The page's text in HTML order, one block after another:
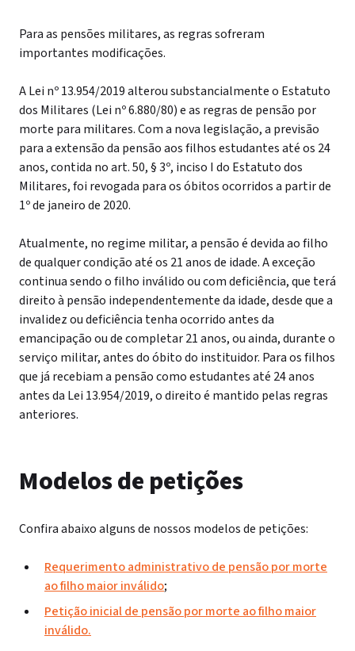
Para as pensões militares, as regras sofreram
importantes modificações.
A Lei nº 13.954/2019 alterou substancialmente o Estatuto
dos Militares (Lei nº 6.880/80) e as regras de pensão por
morte para militares. Com a nova legislação, a previsão
para a extensão da pensão aos filhos estudantes até os 24
anos, contida no art. 50, § 3º, inciso I do Estatuto dos
Militares, foi revogada para os óbitos ocorridos a partir de
1º de janeiro de 2020.
Atualmente, no regime militar, a pensão é devida ao filho
de qualquer condição até os 21 anos de idade. A exceção
continua sendo o filho inválido ou com deficiência, que terá
direito à pensão independentemente da idade, desde que a
invalidez ou deficiência tenha ocorrido antes da
emancipação ou de completar 21 anos, ou ainda, durante o
serviço militar, antes do óbito do instituidor. Para os filhos
que já recebiam a pensão como estudantes até 24 anos
antes da Lei 13.954/2019, o direito é mantido pelas regras
anteriores.
Modelos de petições
Confira abaixo alguns de nossos modelos de petições:
Requerimento administrativo de pensão por morte
ao filho maior inválido;
Petição inicial de pensão por morte ao filho maior
inválido.